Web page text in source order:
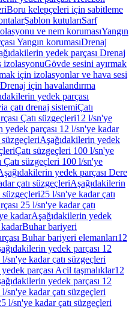
Boru kelepçeleri için sabitleme
Şablon kutularıSarf
ve nem korumasıYangın
Yangın korumasıDrenaj
yedek parçası Drenaj
izolasyonuGövde sesini ayırmak
için izolasyonlar ve hava sesi
Drenaj için havalandırma
yedek parçası
çatı drenaj sistemiÇatı
Çatı süzgeçleri12 l/sn'ye
yedek parçası 12 l/sn'ye kadar
Aşağıdakilerin yedek
Çatı süzgeçleri 100 l/sn'ye
Çatı süzgeçleri 100 l/sn'ye
yedek parçası Dere
çatı süzgeçleriAşağıdakilerin
süzgeçleri25 l/sn'ye kadar çatı
25 l/sn'ye kadar çatı
kadarAşağıdakilerin yedek
Buhar bariyeri
Buhar bariyeri elemanları12
yedek parçası 12
l/sn'ye kadar çatı süzgeçleri
parçası Acil taşmalıklar12
yedek parçası 12
l/sn'ye kadar çatı süzgeçleri
l/sn'ye kadar çatı süzgeçleri